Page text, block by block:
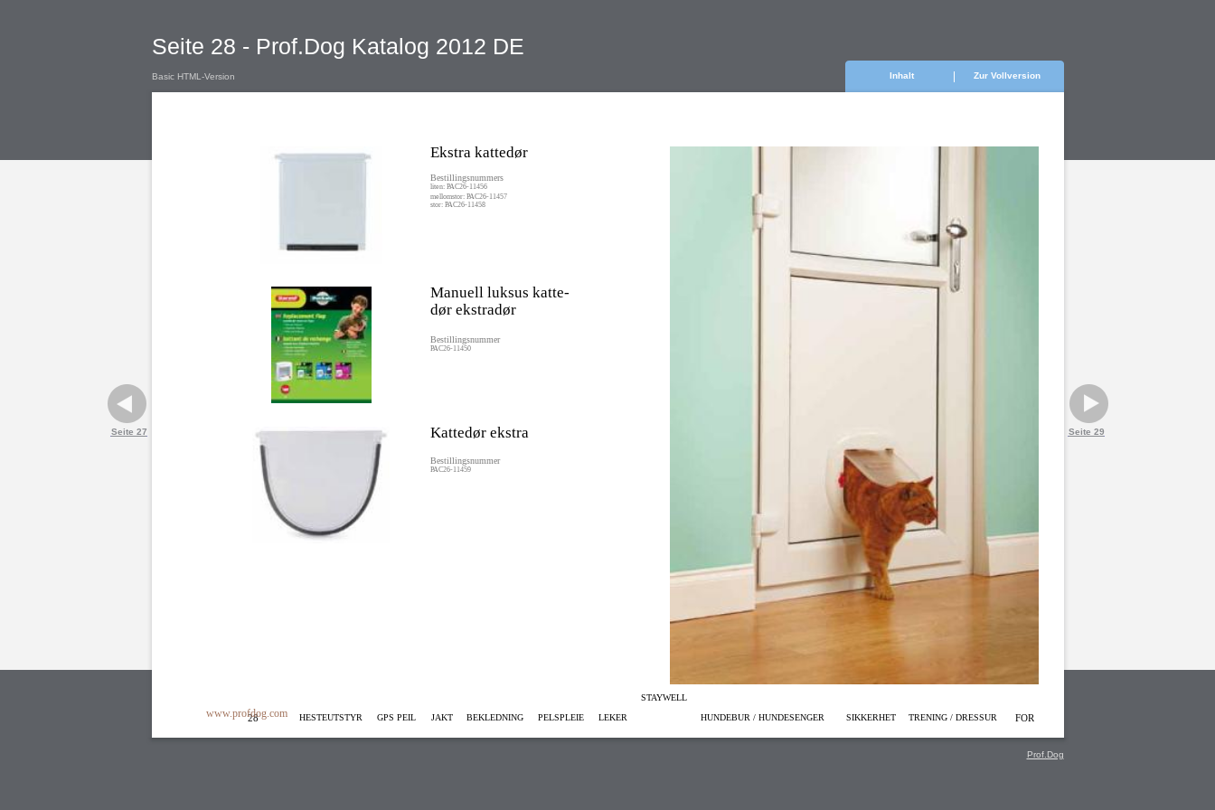
Seite 28 - Prof.Dog Katalog 2012 DE
Basic HTML-Version Zur Vollversion
Inhalt
Seite 27 Seite 29
Ekstra kattedør
Bestillingsnummers
liten: PAC26-11456
mellomstor: PAC26-11457
stor: PAC26-11458
Manuell luksus katte-
dør ekstradør
Bestillingsnummer
PAC26-11450
Kattedør ekstra
Bestillingsnummer
PAC26-11459
FOR
TRENING / DRESSUR
SIKKERHET
HUNDEBUR / HUNDESENGER
STAYWELL
LEKER
PELSPLEIE
BEKLEDNING
JAKT
GPS PEIL
HESTEUTSTYR
28
www.profdog.com
Prof.Dog